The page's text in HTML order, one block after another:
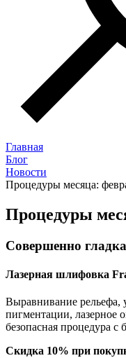
Главная
Блог
Новости
Процедуры месяца:
Процедуры
Совершенно
Лазерная шлифовка
Выравнивание рельефа,
пигментации, лазерное
безопасная процедура
Скидка 10% при